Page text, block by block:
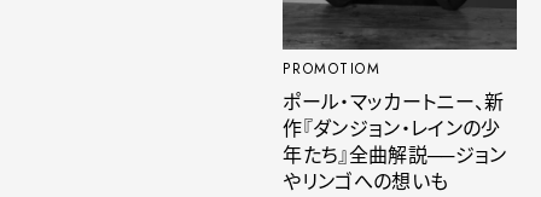
PROMOTIOM
ポール・マッカートニー、新
作『ダンジョン・レインの少
年たち』全曲解説──ジョン
やリンゴへの想いも